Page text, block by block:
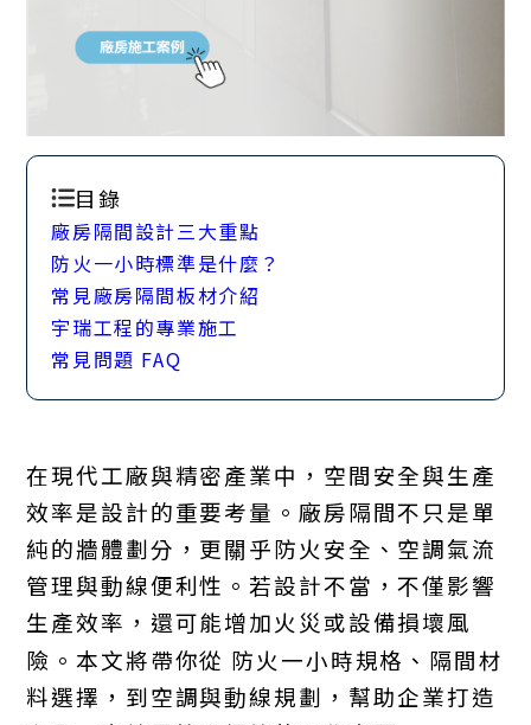
目錄
廠房隔間設計三大重點
防火一小時標準是什麼？
常見廠房隔間板材介紹
宇瑞工程的專業施工
常見問題 FAQ
在現代工廠與精密產業中，空間安全與生產
效率是設計的重要考量。廠房隔間不只是單
純的牆體劃分，更關乎防火安全、空調氣流
管理與動線便利性。若設計不當，不僅影響
生產效率，還可能增加火災或設備損壞風
險。本文將帶你從 防火一小時規格、隔間材
料選擇，到空調與動線規劃，幫助企業打造